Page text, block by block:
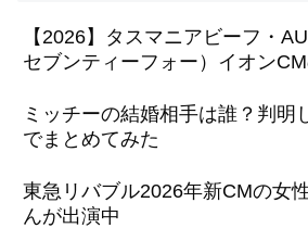
【2026】タスマニアビーフ・
セブンティーフォー）イオン
ミッチーの結婚相手は誰？判明
でまとめてみた
東急リバブル2026年新CMの女
んが出演中